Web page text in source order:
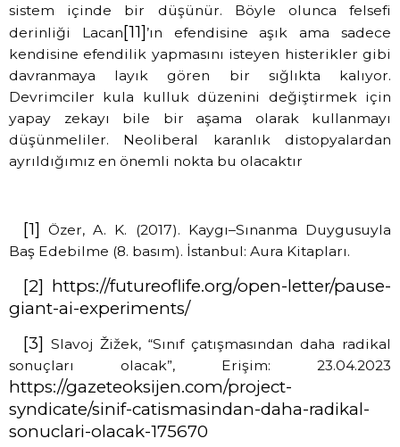
sistem içinde bir düşünür. Böyle olunca felsefi
derinliği Lacan[11]’ın efendisine aşık ama sadece
kendisine efendilik yapmasını isteyen histerikler gibi
davranmaya layık gören bir sığlıkta kalıyor.
Devrimciler kula kulluk düzenini değiştirmek için
yapay zekayı bile bir aşama olarak kullanmayı
düşünmeliler. Neoliberal karanlık distopyalardan
ayrıldığımız en önemli nokta bu olacaktır
[1] Özer, A. K. (2017). Kaygı–Sınanma Duygusuyla
Baş Edebilme (8. basım). İstanbul: Aura Kitapları.
[2] https://futureoflife.org/open-letter/pause-
giant-ai-experiments/
[3] Slavoj Žižek, “Sınıf çatışmasından daha radikal
sonuçları olacak”, Erişim: 23.04.2023
https://gazeteoksijen.com/project-
syndicate/sinif-catismasindan-daha-radikal-
sonuclari-olacak-175670